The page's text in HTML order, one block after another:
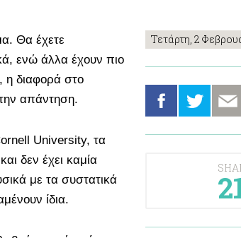
Τετάρτη, 2
Θα έχετε
ενώ άλλα έχουν πιο
η διαφορά στο
απάντηση.
University, τα
δεν έχει καμία
με τα συστατικά
ίδια.